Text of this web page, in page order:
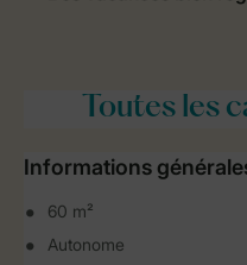
Toutesles
Informations
60 m²
Autonome